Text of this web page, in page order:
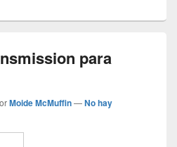
para
Moide McMuffin—No hay